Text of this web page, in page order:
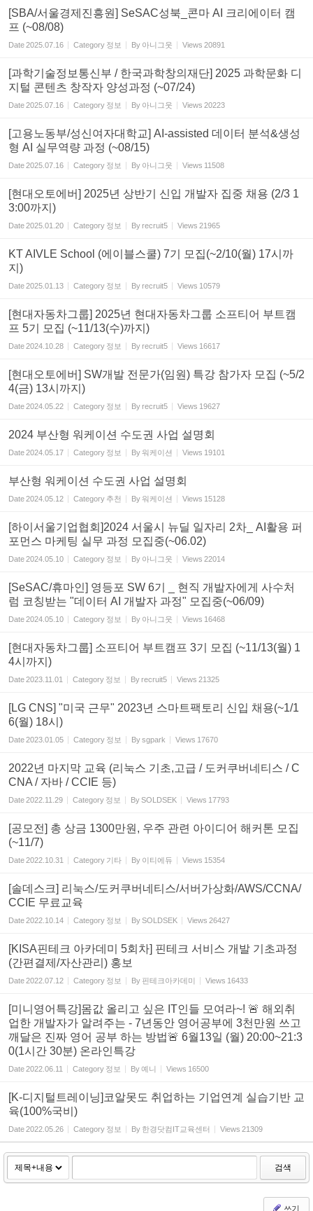
[SBA/서울경제진흥원] SeSAC성북_콘마 AI 크리에이터 캠
프 (~08/08)
Date2025.07.16 Category 정보 By 아니그웃 Views 20891
[과학기술정보통신부 / 한국과학창의재단] 2025 과학문화 디
지털 콘텐츠 창작자 양성과정 (~07/24)
Date2025.07.16 Category 정보 By 아니그웃 Views 20223
[고용노동부/성신여자대학교] AI-assisted 데이터 분석&생성
형 AI 실무역량 과정 (~08/15)
Date2025.07.16 Category 정보 By 아니그웃 Views 11508
[현대오토에버] 2025년 상반기 신입 개발자 집중 채용 (2/3 1
3:00까지)
Date2025.01.20 Category 정보 Byrecruit5 Views 21965
KT AIVLE School (에이블스쿨) 7기 모집(~2/10(월) 17시까
지)
Date2025.01.13 Category 정보 Byrecruit5 Views 10579
[현대자동차그룹] 2025년 현대자동차그룹 소프티어 부트캠
프 5기 모집 (~11/13(수)까지)
Date2024.10.28 Category 정보 Byrecruit5 Views 16617
[현대오토에버] SW개발 전문가(임원) 특강 참가자 모집 (~5/2
4(금) 13시까지)
Date2024.05.22 Category 정보 Byrecruit5 Views 19627
2024 부산형 워케이션 수도권 사업 설명회
Date2024.05.17 Category 정보 By워케이션 Views 19101
부산형 워케이션 수도권 사업 설명회
Date2024.05.12 Category 추천 By워케이션 Views 15128
[하이서울기업협회]2024 서울시 뉴딜 일자리 2차_ AI활용 퍼
포먼스 마케팅 실무 과정 모집중(~06.02)
Date2024.05.10 Category 정보 By 아니그웃 Views 22014
[SeSAC/휴마인] 영등포 SW 6기 _ 현직 개발자에게 사수처
럼 코칭받는 "데이터 AI 개발자 과정" 모집중(~06/09)
Date2024.05.10 Category 정보 By 아니그웃 Views 16468
[현대자동차그룹] 소프티어 부트캠프 3기 모집 (~11/13(월) 1
4시까지)
Date2023.11.01 Category 정보 Byrecruit5 Views 21325
[LG CNS] "미국 근무" 2023년 스마트팩토리 신입 채용(~1/1
6(월) 18시)
Date2023.01.05 Category 정보 Bysgpark Views 17670
2022년 마지막 교육 (리눅스 기초,고급 / 도커쿠버네티스 / C
CNA / 자바 / CCIE 등)
Date2022.11.29 Category 정보 BySOLDSEK Views 17793
[공모전] 총 상금 1300만원, 우주 관련 아이디어 해커톤 모집
(~11/7)
Date2022.10.31 Category 기타 By 이티에듀 Views 15354
[솔데스크] 리눅스/도커쿠버네티스/서버가상화/AWS/CCNA/
CCIE 무료교육
Date2022.10.14 Category 정보 BySOLDSEK Views 26427
[KISA핀테크 아카데미 5회차] 핀테크 서비스 개발 기초과정
(간편결제/자산관리) 홍보
Date2022.07.12 Category 정보 By 핀테크아카데미 Views 16433
[미니영어특강]몸값 올리고 싶은 IT인들 모여라~! 🚨 해외취
업한 개발자가 알려주는 - 7년동안 영어공부에 3천만원 쓰고
깨달은 진짜 영어 공부 하는 방법🚨 6월13일 (월) 20:00~21:3
0(1시간 30분) 온라인특강
Date2022.06.11 Category 정보 By예니 Views 16500
[K-디지털트레이닝]코알못도 취업하는 기업연계 실습기반 교
육(100%국비)
Date2022.05.26 Category 정보 By 한경닷컴IT교육센터 Views 21309
검색
쓰기